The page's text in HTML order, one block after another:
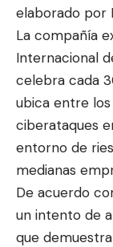
elaborado por
La compañía
Internacional
celebra cada
ubica entre
ciberataques
entorno de
medianas
De acuerdo
un intento de
que